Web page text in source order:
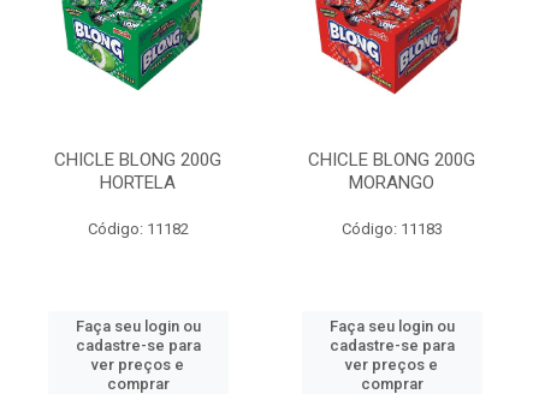
CHICLE BLONG 200G
HORTELA
Código: 11182
Faça seu login ou
cadastre-se para
ver preços e
comprar
CHICLE BLONG 200G
MORANGO
Código: 11183
Faça seu login ou
cadastre-se para
ver preços e
comprar